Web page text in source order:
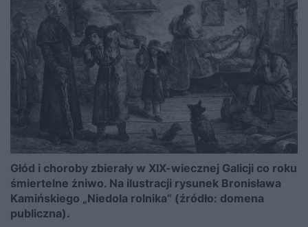
Głód i choroby zbierały w XIX-wiecznej Galicji co roku
śmiertelne żniwo. Na ilustracji rysunek Bronisława
Kamińskiego „Niedola rolnika” (źródło: domena
publiczna).